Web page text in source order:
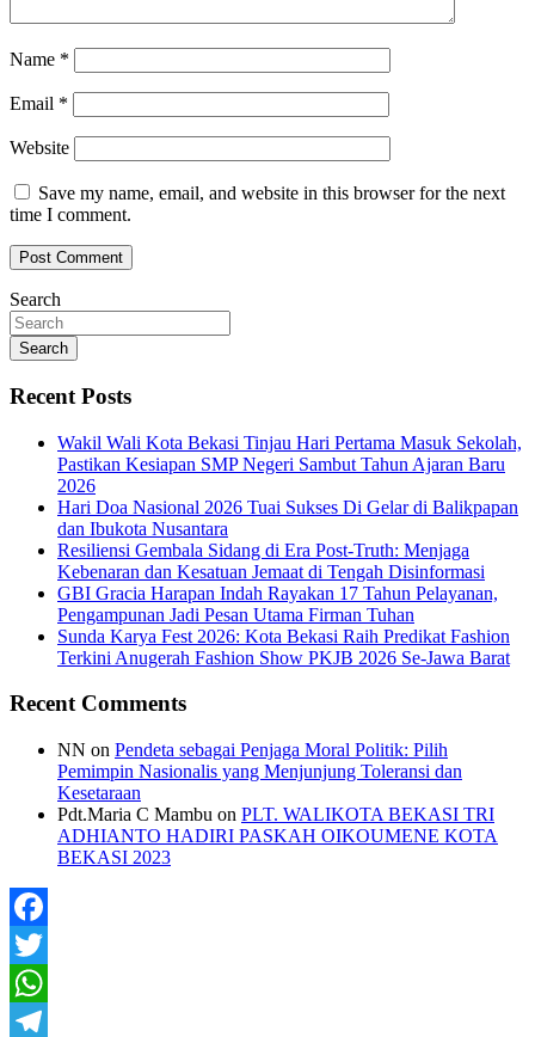
Name *
Email *
Website
Save my name, email, and website in this browser for the next
time I comment.
Search
Search
Recent Posts
Wakil Wali Kota Bekasi Tinjau Hari Pertama Masuk Sekolah,
Pastikan Kesiapan SMP Negeri Sambut Tahun Ajaran Baru
2026
Hari Doa Nasional 2026 Tuai Sukses Di Gelar di Balikpapan
dan Ibukota Nusantara
Resiliensi Gembala Sidang di Era Post-Truth: Menjaga
Kebenaran dan Kesatuan Jemaat di Tengah Disinformasi
GBI Gracia Harapan Indah Rayakan 17 Tahun Pelayanan,
Pengampunan Jadi Pesan Utama Firman Tuhan
Sunda Karya Fest 2026: Kota Bekasi Raih Predikat Fashion
Terkini Anugerah Fashion Show PKJB 2026 Se-Jawa Barat
Recent Comments
NN on Pendeta sebagai Penjaga Moral Politik: Pilih
Pemimpin Nasionalis yang Menjunjung Toleransi dan
Kesetaraan
Pdt.Maria C Mambu on PLT. WALIKOTA BEKASI TRI
ADHIANTO HADIRI PASKAH OIKOUMENE KOTA
BEKASI 2023
Facebook
Twitter
WhatsApp